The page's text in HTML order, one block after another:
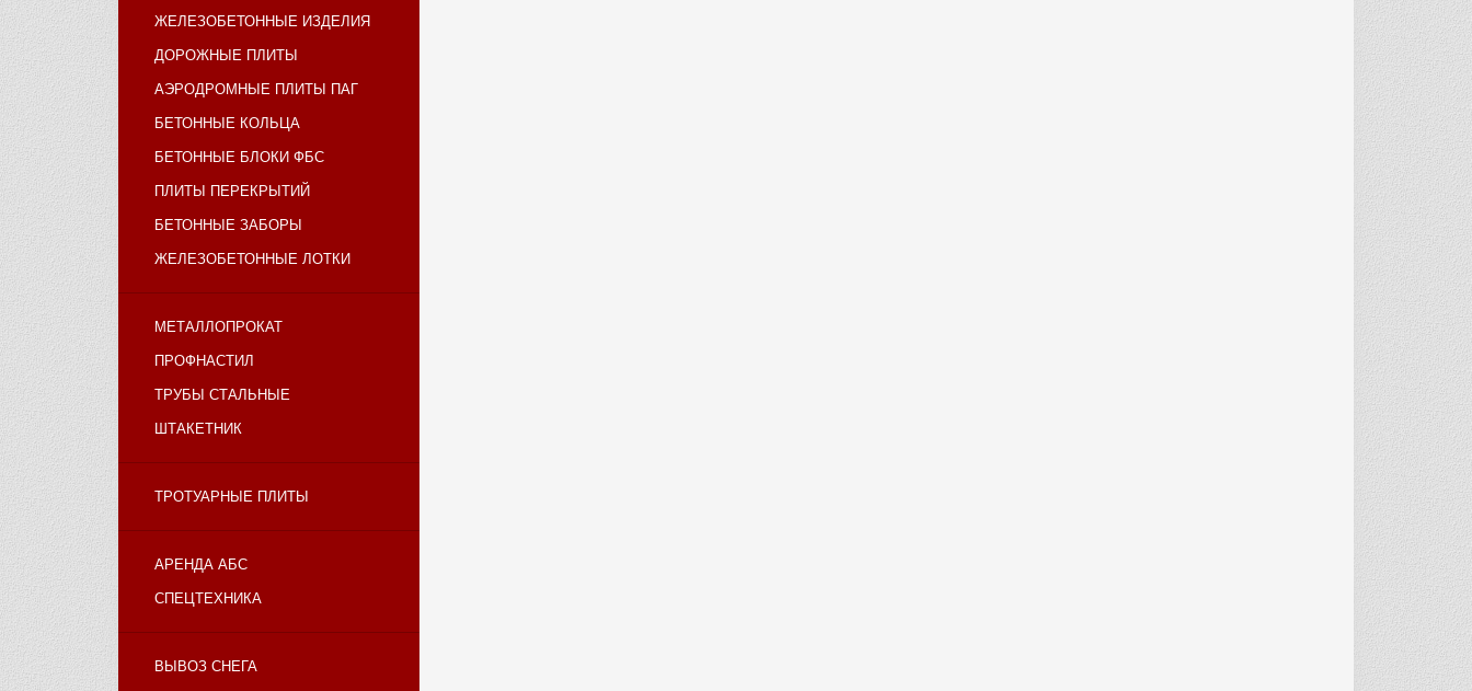
ЖЕЛЕЗОБЕТОННЫЕ ИЗДЕЛИЯ
ДОРОЖНЫЕ ПЛИТЫ
АЭРОДРОМНЫЕ ПЛИТЫ ПАГ
БЕТОННЫЕ КОЛЬЦА
БЕТОННЫЕ БЛОКИ ФБС
ПЛИТЫ ПЕРЕКРЫТИЙ
БЕТОННЫЕ ЗАБОРЫ
ЖЕЛЕЗОБЕТОННЫЕ ЛОТКИ
МЕТАЛЛОПРОКАТ
ПРОФНАСТИЛ
ТРУБЫ СТАЛЬНЫЕ
ШТАКЕТНИК
ТРОТУАРНЫЕ ПЛИТЫ
АРЕНДА АБС
СПЕЦТЕХНИКА
ВЫВОЗ СНЕГА